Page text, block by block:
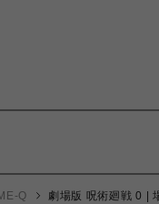
Q 劇場版 呪術廻戦 0 |